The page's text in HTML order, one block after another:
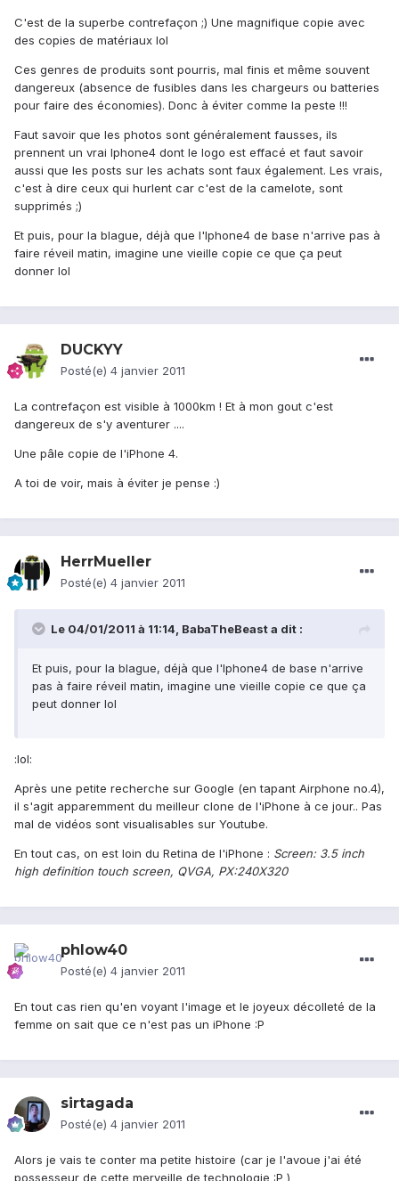
C'est de la superbe contrefaçon ;) Une magnifique copie avec
des copies de matériaux lol
Ces genres de produits sont pourris, mal finis et même souvent
dangereux (absence de fusibles dans les chargeurs ou batteries
pour faire des économies). Donc à éviter comme la peste !!!
Faut savoir que les photos sont généralement fausses, ils
prennent un vrai Iphone4 dont le logo est effacé et faut savoir
aussi que les posts sur les achats sont faux également. Les vrais,
c'est à dire ceux qui hurlent car c'est de la camelote, sont
supprimés ;)
Et puis, pour la blague, déjà que l'Iphone4 de base n'arrive pas à
faire réveil matin, imagine une vieille copie ce que ça peut
donner lol
DUCKYY
Posté(e) 4 janvier 2011
La contrefaçon est visible à 1000km ! Et à mon gout c'est
dangereux de s'y aventurer ....
Une pâle copie de l'iPhone 4.
A toi de voir, mais à éviter je pense :)
HerrMueller
Posté(e) 4 janvier 2011
Le 04/01/2011 à 11:14, BabaTheBeast a dit :
Et puis, pour la blague, déjà que l'Iphone4 de base n'arrive
pas à faire réveil matin, imagine une vieille copie ce que ça
peut donner lol
:lol:
Après une petite recherche sur Google (en tapant Airphone no.4),
il s'agit apparemment du meilleur clone de l'iPhone à ce jour.. Pas
mal de vidéos sont visualisables sur Youtube.
En tout cas, on est loin du Retina de l'iPhone : Screen: 3.5 inch
high definition touch screen, QVGA, PX:240X320
phlow40
Posté(e) 4 janvier 2011
En tout cas rien qu'en voyant l'image et le joyeux décolleté de la
femme on sait que ce n'est pas un iPhone :P
sirtagada
Posté(e) 4 janvier 2011
Alors je vais te conter ma petite histoire (car je l'avoue j'ai été
possesseur de cette merveille de technologie :P )